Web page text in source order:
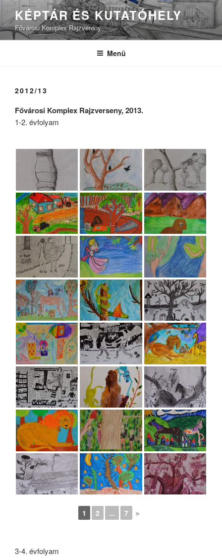
Tartalomhoz
KÉPTÁR ÉS KUTATÓHELY
Fővárosi Komplex Rajzvereny
Menü
2012/13
Fővárosi Komplex Rajzverseny, 2013.
1-2. évfolyam
1 2 ... 7 ►
3-4. évfolyam